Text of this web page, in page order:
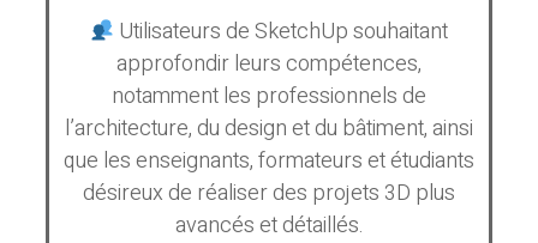
Utilisateurs de SketchUp souhaitant
approfondir leurs compétences,
notamment les professionnels de
l’architecture, du design et du bâtiment, ainsi
que les enseignants, formateurs et étudiants
désireux de réaliser des projets 3D plus
avancés et détaillés.